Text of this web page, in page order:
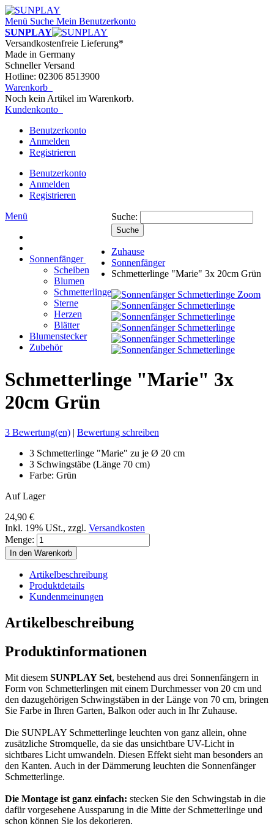
Menü Suche Mein Benutzerkonto
SUNPLAY
Versandkostenfreie Lieferung*
Made in Germany
Schneller Versand
Hotline: 02306 8513900
Warenkorb
Noch kein Artikel im Warenkorb.
Kundenkonto
Benutzerkonto
Anmelden
Registrieren
Benutzerkonto
Anmelden
Registrieren
Menü
Sonnenfänger
Scheiben
Blumen
Schmetterlinge
Sterne
Herzen
Blätter
Blumenstecker
Zubehör
Suche:
Suche
Zuhause
Sonnenfänger
Schmetterlinge "Marie" 3x 20cm Grün
Zoom
Schmetterlinge "Marie" 3x
20cm Grün
3 Bewertung(en) | Bewertung schreiben
3 Schmetterlinge "Marie" zu je Ø 20 cm
3 Schwingstäbe (Länge 70 cm)
Farbe: Grün
Auf Lager
24,90 €
Inkl. 19% USt., zzgl. Versandkosten
Menge:
In den Warenkorb
Artikelbeschreibung
Produktdetails
Kundenmeinungen
Artikelbeschreibung
Produktinformationen
Mit diesem SUNPLAY Set, bestehend aus drei Sonnenfängern in
Form von Schmetterlingen mit einem Durchmesser von 20 cm und
den dazugehörigen Schwingstäben in der Länge von 70 cm, bringen
Sie Farbe in Ihren Garten, Balkon oder auch in Ihr Zuhause.
Die SUNPLAY Schmetterlinge leuchten von ganz allein, ohne
zusätzliche Stromquelle, da sie das unsichtbare UV-Licht in
sichtbares Licht umwandeln. Diesen Effekt sieht man besonders an
den Kanten. Auch in der Dämmerung leuchten die Sonnenfänger
Schmetterlinge.
Die Montage ist ganz einfach: stecken Sie den Schwingstab in die
dafür vorgesehene Aussparung in die Mitte der Schmetterlinge und
schon können Sie los dekorieren.